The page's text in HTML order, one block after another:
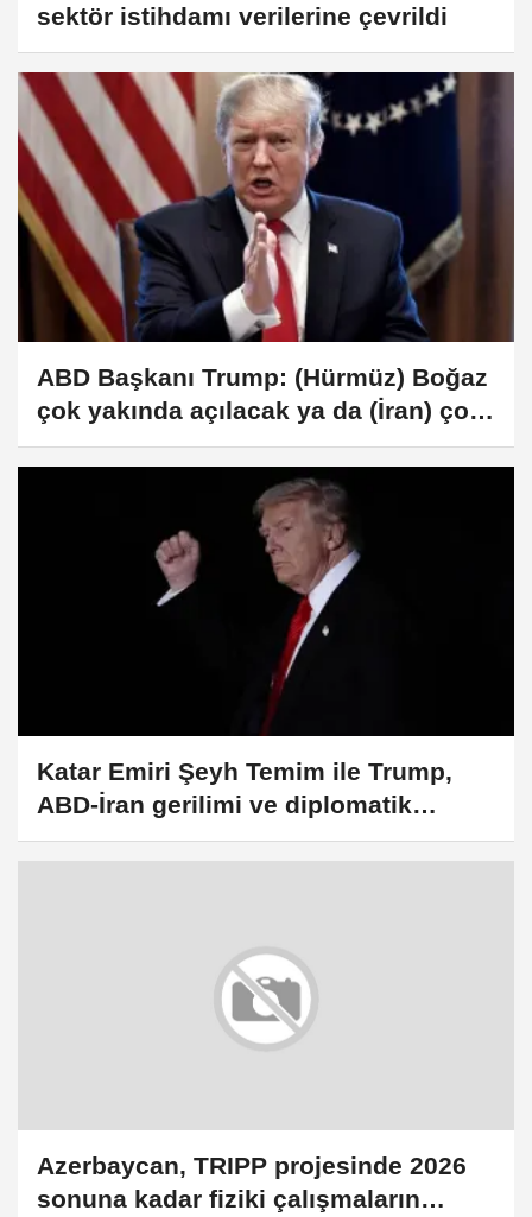
sektör istihdamı verilerine çevrildi
ABD Başkanı Trump: (Hürmüz) Boğaz
çok yakında açılacak ya da (İran) çok
sert vurulacaklar
Katar Emiri Şeyh Temim ile Trump,
ABD-İran gerilimi ve diplomatik
çözüm çabalarını görüştü
Azerbaycan, TRIPP projesinde 2026
sonuna kadar fiziki çalışmaların